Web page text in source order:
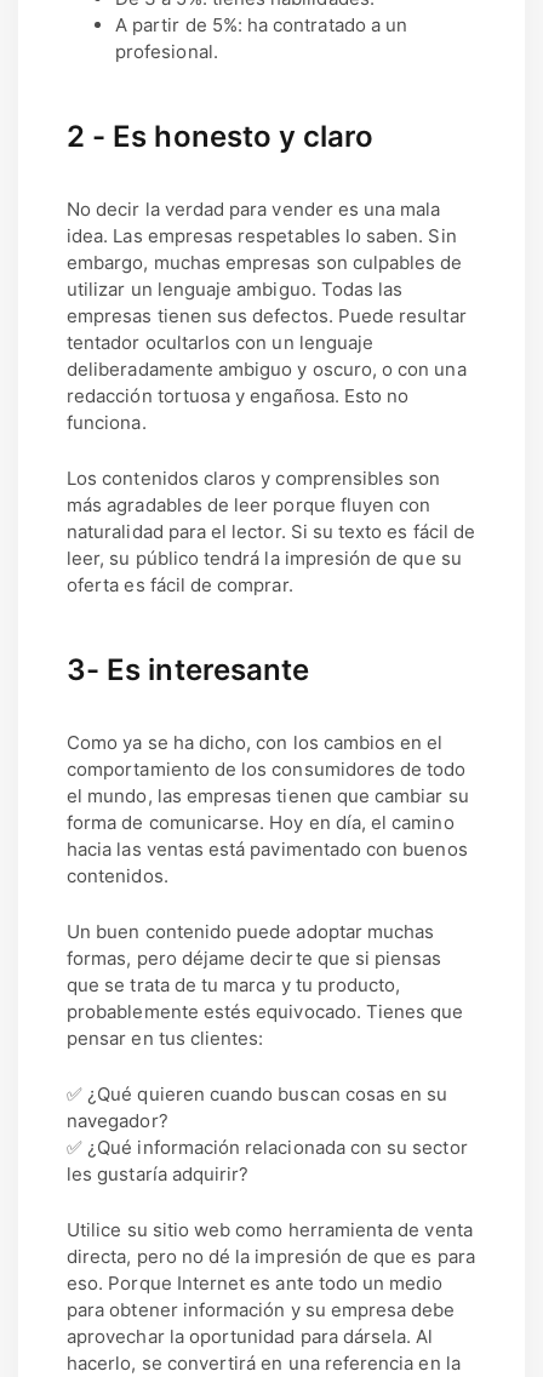
A partir de 5%: ha contratado a un
profesional.
2 - Es honesto y claro
No decir la verdad para vender es una mala
idea. Las empresas respetables lo saben. Sin
embargo, muchas empresas son culpables de
utilizar un lenguaje ambiguo. Todas las
empresas tienen sus defectos. Puede resultar
tentador ocultarlos con un lenguaje
deliberadamente ambiguo y oscuro, o con una
redacción tortuosa y engañosa. Esto no
funciona.
Los contenidos claros y comprensibles son
más agradables de leer porque fluyen con
naturalidad para el lector. Si su texto es fácil de
leer, su público tendrá la impresión de que su
oferta es fácil de comprar.
3- Es interesante
Como ya se ha dicho, con los cambios en el
comportamiento de los consumidores de todo
el mundo, las empresas tienen que cambiar su
forma de comunicarse. Hoy en día, el camino
hacia las ventas está pavimentado con buenos
contenidos.
Un buen contenido puede adoptar muchas
formas, pero déjame decirte que si piensas
que se trata de tu marca y tu producto,
probablemente estés equivocado. Tienes que
pensar en tus clientes:
✅ ¿Qué quieren cuando buscan cosas en su
navegador?
✅ ¿Qué información relacionada con su sector
les gustaría adquirir?
Utilice su sitio web como herramienta de venta
directa, pero no dé la impresión de que es para
eso. Porque Internet es ante todo un medio
para obtener información y su empresa debe
aprovechar la oportunidad para dársela. Al
hacerlo, se convertirá en una referencia en la